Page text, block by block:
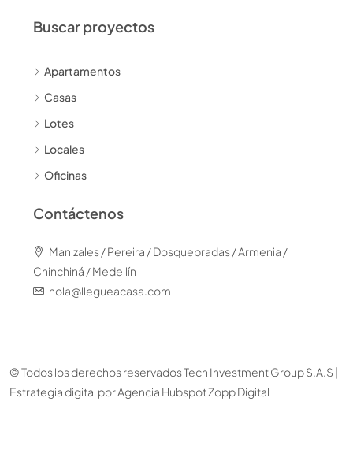
Buscar proyectos
Apartamentos
Casas
Lotes
Locales
Oficinas
Contáctenos
Manizales / Pereira / Dosquebradas / Armenia /
Chinchiná / Medellín
hola@llegueacasa.com
© Todos los derechos reservados Tech Investment Group S.A.S |
Estrategia digital porAgencia Hubspot Zopp Digital